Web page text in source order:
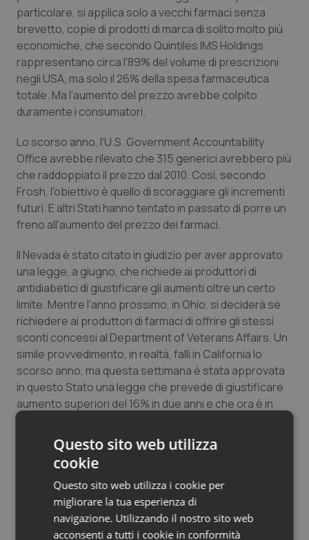
Psoriasi & pelle
Quotidiano Cardiologia
Quotidiano Chirurgia
Quotidiano Oncologia
Quotidiano Pediatria
Rene & patologie urogenitali
Salute orale & impianti
Sangue & coagulazione
Tiroide
Tumore al seno
Tumore ovarico
Tumori gastrointestinali
Ulcera & Reflusso
Vaccini
particolare, si applica solo a vecchi farmaci senza
brevetto, copie di prodotti di marca di solito molto più
economiche, che secondo Quintiles IMS Holdings
rappresentano circa l'89% del volume di prescrizioni
negli USA, ma solo il 26% della spesa farmaceutica
totale. Ma l'aumento del prezzo avrebbe colpito
duramente i consumatori.
Lo scorso anno, l'U.S. Government Accountability
Office avrebbe rilevato che 315 generici avrebbero più
che raddoppiato il prezzo dal 2010. Così, secondo
Frosh, l'obiettivo è quello di scoraggiare gli incrementi
futuri. E altri Stati hanno tentato in passato di porre un
freno all'aumento del prezzo dei farmaci.
Il Nevada è stato citato in giudizio per aver approvato
una legge, a giugno, che richiede ai produttori di
antidiabetici di giustificare gli aumenti oltre un certo
limite. Mentre l'anno prossimo, in Ohio, si deciderà se
richiedere ai produttori di farmaci di offrire gli stessi
sconti concessi al Department of Veterans Affairs. Un
simile provvedimento, in realtà, fallì in California lo
scorso anno, ma questa settimana è stata approvata
in questo Stato una legge che prevede di giustificare
aumento superiori del 16% in due anni e che ora è in
Fonte:Reuters
Deena Beasley
(Versione italiana Quotidiano Sanità/ Popular Science)
Questo sito web utilizza
cookie
Questo sito web utilizza i cookie per
migliorare la tua esperienza di
navigazione. Utilizzando il nostro sito web
acconsenti a tutti i cookie in conformità